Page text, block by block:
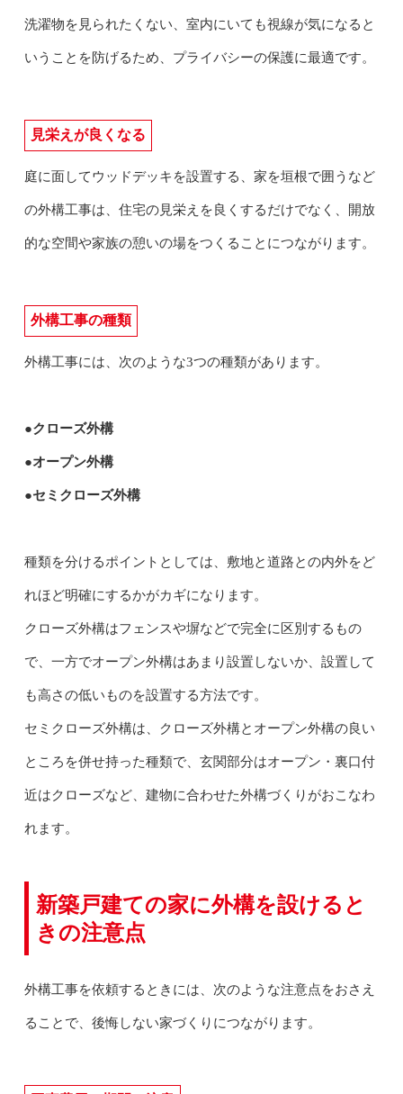
洗濯物を見られたくない、室内にいても視線が気になると
いうことを防げるため、プライバシーの保護に最適です。
見栄えが良くなる
庭に面してウッドデッキを設置する、家を垣根で囲うなど
の外構工事は、住宅の見栄えを良くするだけでなく、開放
的な空間や家族の憩いの場をつくることにつながります。
外構工事の種類
外構工事には、次のような3つの種類があります。
●クローズ外構
●オープン外構
●セミクローズ外構
種類を分けるポイントとしては、敷地と道路との内外をど
れほど明確にするかがカギになります。
クローズ外構はフェンスや塀などで完全に区別するもの
で、一方でオープン外構はあまり設置しないか、設置して
も高さの低いものを設置する方法です。
セミクローズ外構は、クローズ外構とオープン外構の良い
ところを併せ持った種類で、玄関部分はオープン・裏口付
近はクローズなど、建物に合わせた外構づくりがおこなわ
れます。
新築戸建ての家に外構を設けると
きの注意点
外構工事を依頼するときには、次のような注意点をおさえ
ることで、後悔しない家づくりにつながります。